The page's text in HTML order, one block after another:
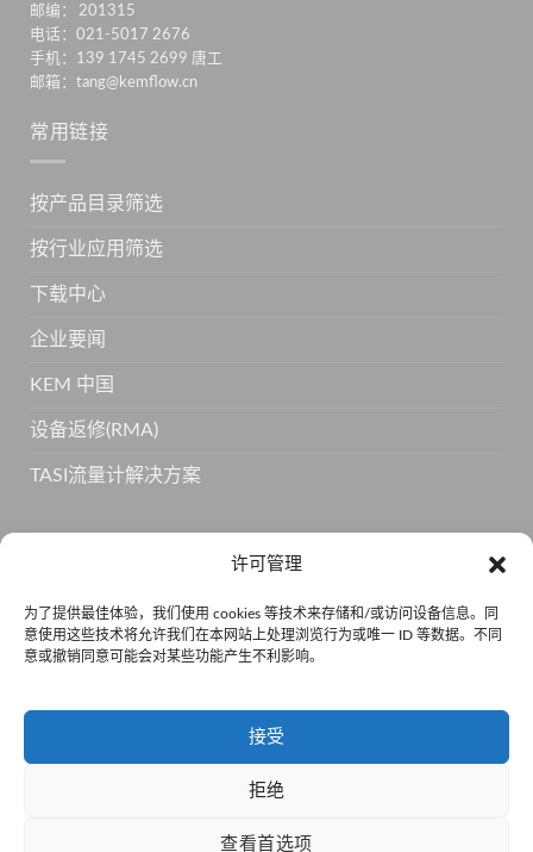
许可管理
为了提供最佳体验，我们使用 cookies 等技术来存储和/或访问设备信息。同
意使用这些技术将允许我们在本网站上处理浏览行为或唯一 ID 等数据。不同
意或撤销同意可能会对某些功能产生不利影响。
接受
拒绝
查看首选项
邮编： 201315
电话：021-5017 2676
手机：139 1745 2699 唐工
邮箱：tang@kemflow.cn
常用链接
按产品目录筛选
按行业应用筛选
下载中心
企业要闻
KEM 中国
设备返修(RMA)
TASI流量计解决方案
订阅 KEM 获取更多产品信息
京公网安备110105011334 •